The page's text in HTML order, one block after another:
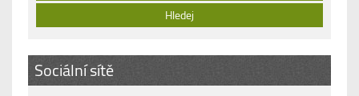
Sociální sítě